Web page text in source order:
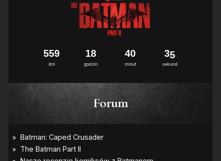
dni
559
godzin
18
minut
40
sekund
34
5
Forum